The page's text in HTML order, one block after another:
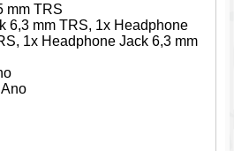
mm TRS
6,3 mm TRS, 1x Headphone
1x Headphone Jack 6,3 mm